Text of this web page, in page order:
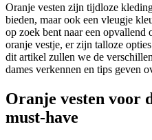
Oranje vesten zijn tijdloze
bieden, maar ook een vleugje
op zoek bent naar een opvallend
oranje vestje, er zijn talloze
dit artikel zullen we de
dames verkennen en tips geven
Oranje vesten voor
must-have